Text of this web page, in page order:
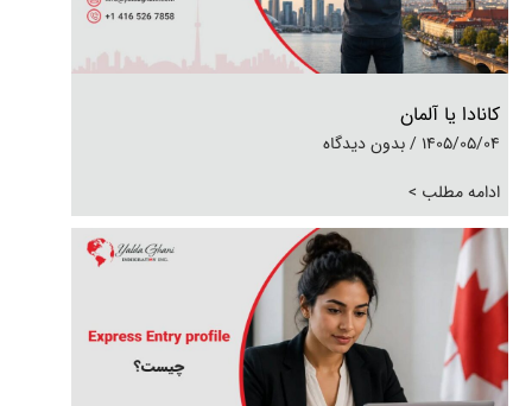
کانادا یا آلمان
1405/05/04
بدون دیدگاه
ادامه مطلب >